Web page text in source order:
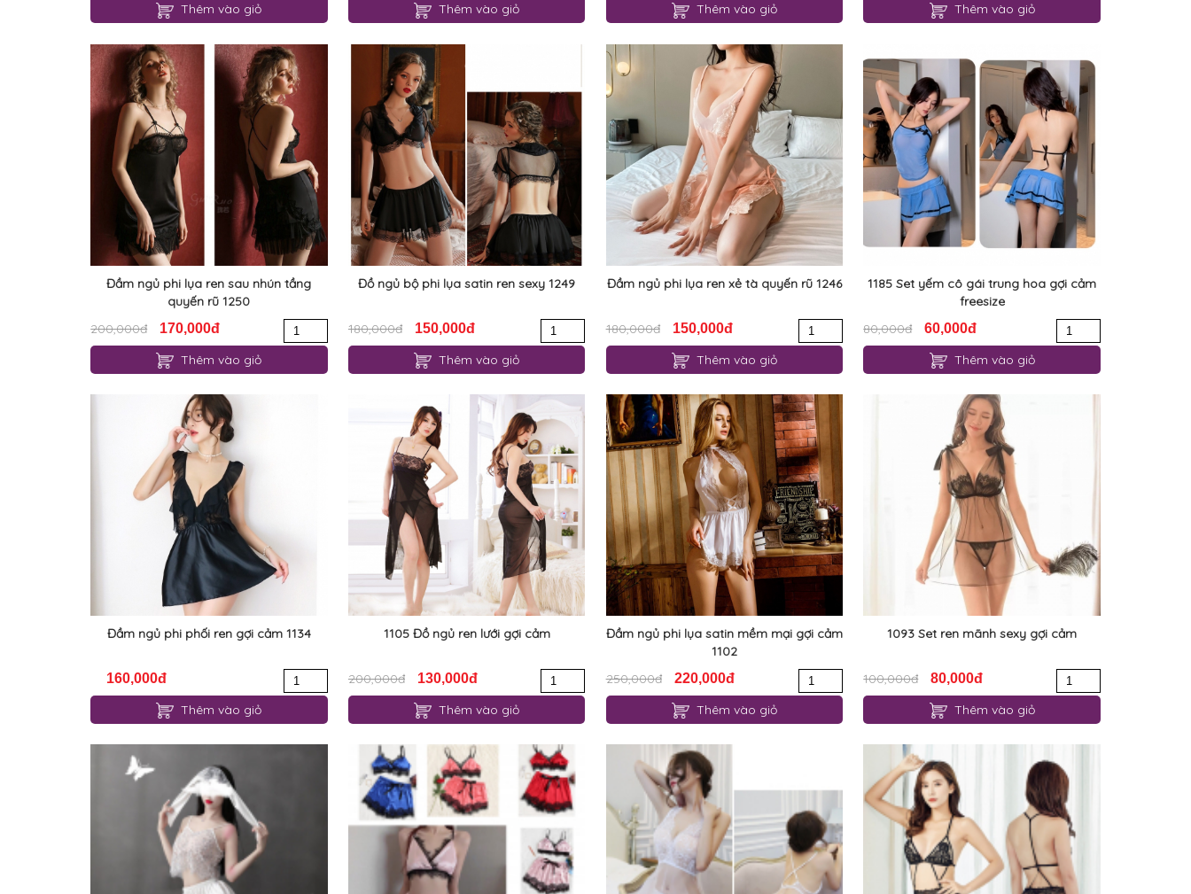
Thêm vào giỏ Thêm vào giỏ Thêm vào giỏ Thêm vào giỏ
Đầm ngủ phi lụa ren sau nhún tầng
quyến rũ 1250
200,000đ
170,000đ
Thêm vào giỏ
Đồ ngủ bộ phi lụa satin ren sexy 1249
180,000đ 150,000đ
Thêm vào giỏ
Đầm ngủ phi lụa ren xẻ tà quyến rũ 1246
180,000đ 150,000đ
Thêm vào giỏ
1185 Set yếm cô gái trung hoa gợi cảm
freesize
80,000đ
60,000đ
Thêm vào giỏ
Đầm ngủ phi phối ren gợi cảm 1134
160,000đ
Thêm vào giỏ
1105 Đồ ngủ ren lưới gợi cảm
200,000đ 130,000đ
Thêm vào giỏ
Đầm ngủ phi lụa satin mềm mại gợi cảm
1102
250,000đ
220,000đ
Thêm vào giỏ
1093 Set ren mãnh sexy gợi cảm
100,000đ 80,000đ
Thêm vào giỏ